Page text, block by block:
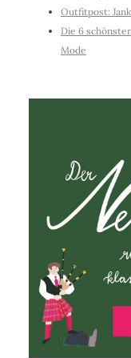
Outfitpost:
Die 6
Mode